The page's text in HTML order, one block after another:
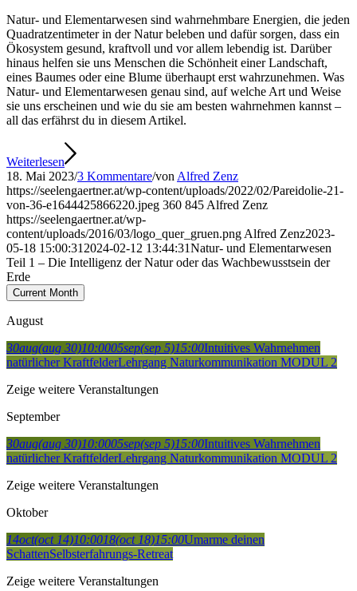
Natur- und Elementarwesen sind wahrnehmbare Energien, die jeden
Quadratzentimeter in der Natur beleben und dafür sorgen, dass ein
Ökosystem gesund, kraftvoll und vor allem lebendig ist. Darüber
hinaus helfen sie uns Menschen die Schönheit einer Landschaft,
eines Baumes oder eine Blume überhaupt erst wahrzunehmen. Was
Natur- und Elementarwesen genau sind, auf welche Art und Weise
sie uns erscheinen und wie du sie am besten wahrnehmen kannst –
all das erfährst du in diesem Artikel.
Weiterlesen
18. Mai 2023/3 Kommentare/von Alfred Zenz
https://seelengaertner.at/wp-content/uploads/2022/02/Pareidolie-21-
von-36-e1644425866220.jpeg 360 845 Alfred Zenz
https://seelengaertner.at/wp-
content/uploads/2016/03/logo_quer_gruen.png Alfred Zenz2023-
05-18 15:00:31 2024-02-12 13:44:31Natur- und Elementarwesen
Teil 1 – Die Intelligenz der Natur oder das Wachbewusstsein der
Erde
Current Month
August
30aug(aug 30)10:0005sep(sep 5)15:00Intuitives Wahrnehmen
natürlicher KraftfelderLehrgang Naturkommunikation MODUL 2
Zeige weitere Veranstaltungen
September
30aug(aug 30)10:0005sep(sep 5)15:00Intuitives Wahrnehmen
natürlicher KraftfelderLehrgang Naturkommunikation MODUL 2
Zeige weitere Veranstaltungen
Oktober
14oct(oct 14)10:0018(oct 18)15:00Umarme deinen
SchattenSelbsterfahrungs-Retreat
Zeige weitere Veranstaltungen